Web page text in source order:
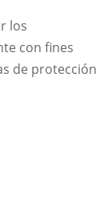
los
con fines
de protección